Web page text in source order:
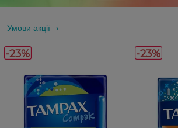
Умови акції
-23% -23%